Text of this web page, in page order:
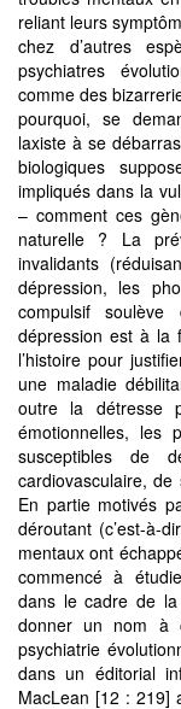
reliant leurs
chez d’autres
psychiatres
comme des
pourquoi, se
laxiste à se
biologiques
impliqués dans la
– comment ces
naturelle ? La
invalidants
dépression, les
compulsif
dépression est à la
l’histoire pour
une maladie
outre la détresse
émotionnelles, les
susceptibles de
cardiovasculaire,
En partie motivés
déroutant (c’est-à-
mentaux ont
commencé à
dans le cadre de la
donner un nom à
psychiatrie
dans un éditorial
MacLean [12 : 219]